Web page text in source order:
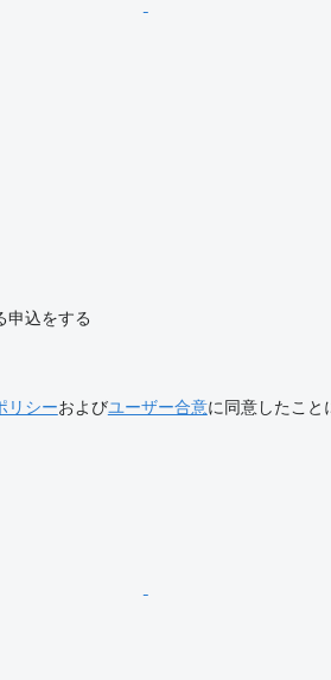
申込をする
リシーおよびユーザー合意に同意したこと